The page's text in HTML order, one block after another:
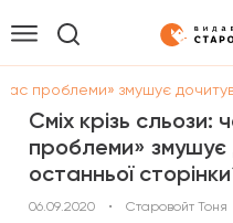
нас проблеми» змушує
Сміх крізь сльози:
проблеми»
останньої
06.09.2020 • Старовойт Тоня